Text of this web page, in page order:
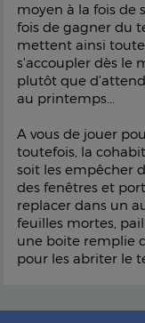
moyen à la fois de
fois de gagner du
mettent ainsi
s'accoupler dès le
plutôt que
au printemps...
A vous de jouer
toutefois, la
soit les empêcher
des fenêtres et
replacer dans un
feuilles mortes,
une boite remplie
pour les abriter le